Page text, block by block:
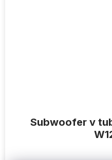
Subwoofer v